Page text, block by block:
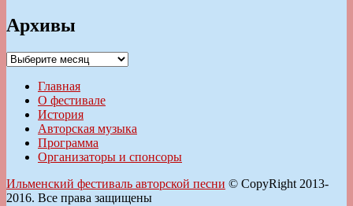
Архивы
Архивы
Главная
О фестивале
История
Авторская музыка
Программа
Организаторы и спонсоры
Ильменский фестиваль авторской песни © CopyRight 2013-
2016. Все права защищены